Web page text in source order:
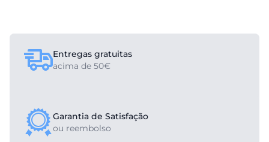
Entregas gratuitas
acima de 50€
Garantia de Satisfação
ou reembolso